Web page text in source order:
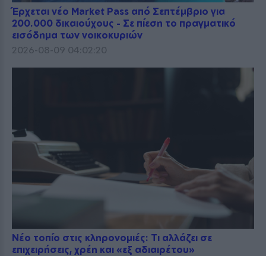
Έρχεται νέο Market Pass από Σεπτέμβριο για
200.000 δικαιούχους - Σε πίεση το πραγματικό
εισόδημα των νοικοκυριών
2026-08-09 04:02:20
Νέο τοπίο στις κληρονομιές: Τι αλλάζει σε
επιχειρήσεις, χρέη και «εξ αδιαιρέτου»